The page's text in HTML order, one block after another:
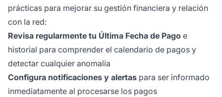
prácticas para mejorar su gestión financiera y relación
con la red:
Revisa regularmente tu Última Fecha de Pago e
historial para comprender el calendario de pagos y
detectar cualquier anomalía
Configura notificaciones y alertas para ser informado
inmediatamente al procesarse los pagos